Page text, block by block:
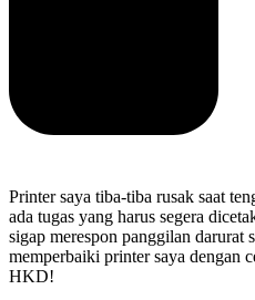
Printer saya tiba-tiba rusak saat
ada tugas yang harus segera
sigap merespon panggilan darurat
memperbaiki printer saya dengan
HKD!